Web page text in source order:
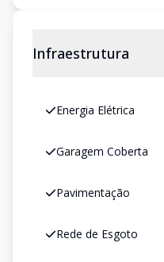
Infraestrutura
Energia Elétrica
Garagem Coberta
Pavimentação
Rede de Esgoto